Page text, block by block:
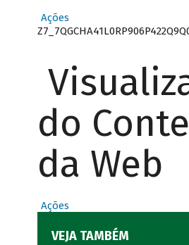
Ações
do
da Web
Ações
VEJA TAMBÉM